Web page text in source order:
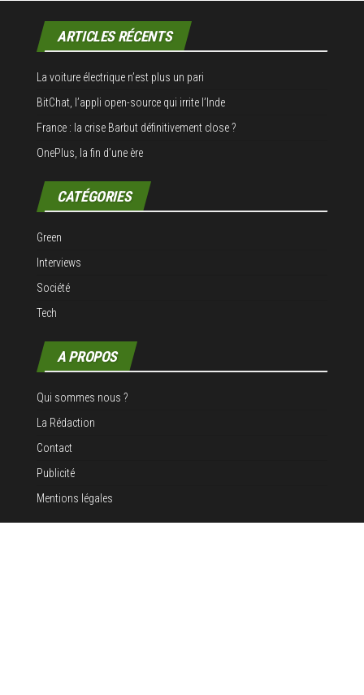
ARTICLES RÉCENTS
La voiture électrique n’est plus un pari
BitChat, l’appli open-source qui irrite l’Inde
France : la crise Barbut définitivement close ?
OnePlus, la fin d’une ère
CATÉGORIES
Green
Interviews
Société
Tech
A PROPOS
Qui sommes nous ?
La Rédaction
Contact
Publicité
Mentions légales